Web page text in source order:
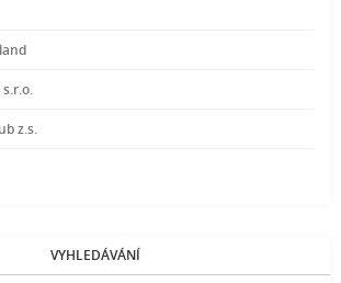
z.s.
VYHLEDÁVÁNÍ